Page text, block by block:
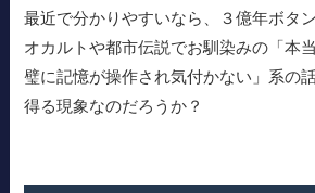
最近で分かりやすいなら、３億年ボタン
オカルトや都市伝説でお馴染みの「本
璧に記憶が操作され気付かない」系の
得る現象なのだろうか？